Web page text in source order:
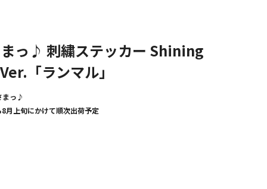
っ♪ 刺繍ステッカー Shining
「ランマル」
まっ♪
月上旬にかけて順次出荷予定